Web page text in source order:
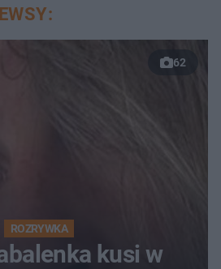
62
ROZRYWKA
kusi w